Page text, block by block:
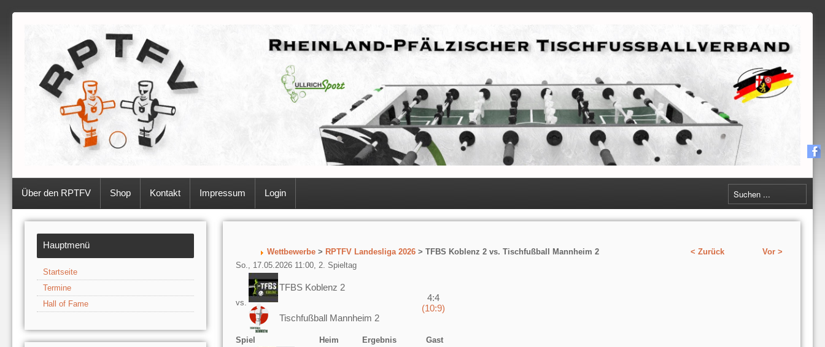
Über den RPTFV Shop Kontakt Impressum Login
Hauptmenü
Startseite
Termine
Hall of Fame
Wettbewerbe> RPTFV Landesliga 2026> TFBS Koblenz 2 vs. Tischfußball Mannheim 2 < Zurück
Vor >
So., 17.05.2026 11:00, 2. Spieltag
vs.
TFBS Koblenz 2
Tischfußball Mannheim 2
4:4
(10:9)
Spiel Heim Ergebnis Gast